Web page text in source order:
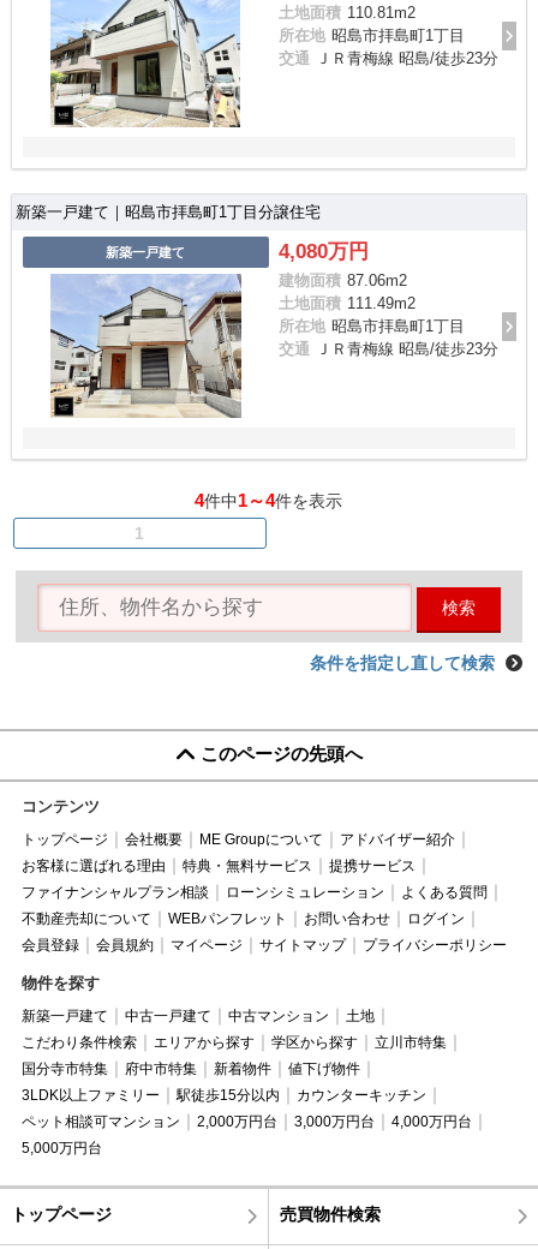
土地面積 110.81m2
所在地 昭島市拝島町1丁目
交通
ＪＲ青梅線 昭島/徒歩23分
新築一戸建て｜昭島市拝島町1丁目分譲住宅
新築一戸建て 4,080万円
建物面積 87.06m2
土地面積 111.49m2
所在地 昭島市拝島町1丁目
交通
ＪＲ青梅線 昭島/徒歩23分
4件中1～4件を表示
1
検索
条件を指定し直して検索
このページの先頭へ
コンテンツ
トップページ 会社概要 ME Groupについて
アドバイザー紹介
お客様に選ばれる理由
特典・無料サービス
提携サービス
ファイナンシャルプラン相談
ローンシミュレーション
よくある質問
不動産売却について
WEBパンフレット お問い合わせ
ログイン
会員登録
会員規約 マイページ サイトマップ プライバシーポリシー
物件を探す
新築一戸建て 中古一戸建て 中古マンション
土地
こだわり条件検索
エリアから探す 学区から探す
立川市特集
国分寺市特集
府中市特集 新着物件
値下げ物件
3LDK以上ファミリー
駅徒歩15分以内
カウンターキッチン
ペット相談可マンション
2,000万円台 3,000万円台
4,000万円台
5,000万円台
トップページ 売買物件検索